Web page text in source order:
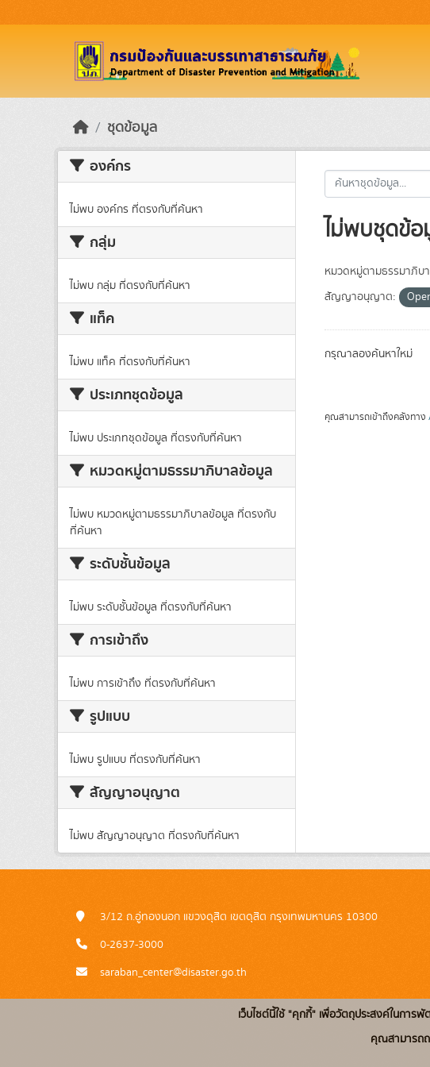
ชุดข้อมูล
องค์กร
ไม่พบ องค์กร ที่ตรงกับที่ค้นหา
กลุ่ม
ไม่พบ กลุ่ม ที่ตรงกับที่ค้นหา
แท็ค
ไม่พบ แท็ค ที่ตรงกับที่ค้นหา
ประเภทชุดข้อมูล
ไม่พบ ประเภทชุดข้อมูล ที่ตรงกับที่ค้นหา
หมวดหมู่ตามธรรมาภิบาลข้อมูล
ไม่พบ หมวดหมู่ตามธรรมาภิบาลข้อมูล ที่ตรงกับ
ที่ค้นหา
ระดับชั้นข้อมูล
ไม่พบ ระดับชั้นข้อมูล ที่ตรงกับที่ค้นหา
การเข้าถึง
ไม่พบ การเข้าถึง ที่ตรงกับที่ค้นหา
รูปแบบ
ไม่พบ รูปแบบ ที่ตรงกับที่ค้นหา
สัญญาอนุญาต
ไม่พบ สัญญาอนุญาต ที่ตรงกับที่ค้นหา
ไม่พบชุดข้
หมวดหมู่ตามธรรมาภิบ
สัญญาอนุญาต:
กรุณาลองค้นหาใหม่
คุณสามารถเข้าถึงคลังทาง
3/12 ถ.อู่ทองนอก แขวงดุสิต เขตดุสิต กรุงเทพมหานคร 10300
0-2637-3000
saraban_center@disaster.go.th
เว็บไซต์นี้ใช้ "คุกกี้" เพื่อวัตถุประสงค์ในกา
คุณสามารถ